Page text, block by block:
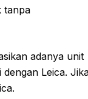
tanpa
adanya unit
Leica.